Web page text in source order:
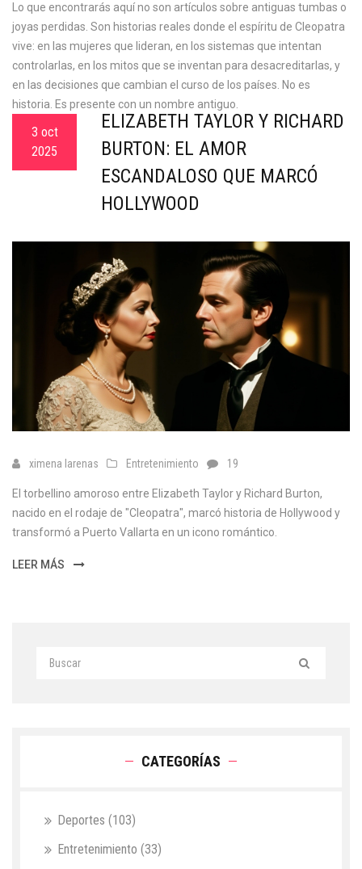
Lo que encontrarás aquí no son artículos sobre antiguas tumbas o
joyas perdidas. Son historias reales donde el espíritu de Cleopatra
vive: en las mujeres que lideran, en los sistemas que intentan
controlarlas, en los mitos que se inventan para desacreditarlas, y
en las decisiones que cambian el curso de los países. No es
historia. Es presente con un nombre antiguo.
3 oct
2025
ELIZABETH TAYLOR Y RICHARD
BURTON: EL AMOR
ESCANDALOSO QUE MARCÓ
HOLLYWOOD
ximena larenas Entretenimiento 19
El torbellino amoroso entre Elizabeth Taylor y Richard Burton,
nacido en el rodaje de "Cleopatra", marcó historia de Hollywood y
transformó a Puerto Vallarta en un icono romántico.
LEER MÁS
CATEGORÍAS
Deportes (103)
Entretenimiento (33)